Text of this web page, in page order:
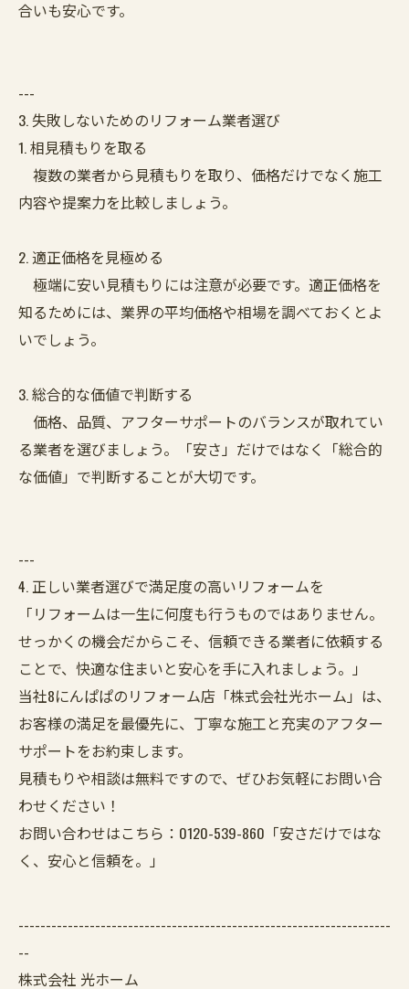
合いも安心です。
---
3. 失敗しないためのリフォーム業者選び
1. 相見積もりを取る
複数の業者から見積もりを取り、価格だけでなく施工
内容や提案力を比較しましょう。
2. 適正価格を見極める
極端に安い見積もりには注意が必要です。適正価格を
知るためには、業界の平均価格や相場を調べておくとよ
いでしょう。
3. 総合的な価値で判断する
価格、品質、アフターサポートのバランスが取れてい
る業者を選びましょう。「安さ」だけではなく「総合的
な価値」で判断することが大切です。
---
4. 正しい業者選びで満足度の高いリフォームを
「リフォームは一生に何度も行うものではありません。
せっかくの機会だからこそ、信頼できる業者に依頼する
ことで、快適な住まいと安心を手に入れましょう。」
当社8にんぱぱのリフォーム店「株式会社光ホーム」は、
お客様の満足を最優先に、丁寧な施工と充実のアフター
サポートをお約束します。
見積もりや相談は無料ですので、ぜひお気軽にお問い合
わせください！
お問い合わせはこちら：0120-539-860「安さだけではな
く、安心と信頼を。」
--------------------------------------------------------------------
--
株式会社 光ホーム